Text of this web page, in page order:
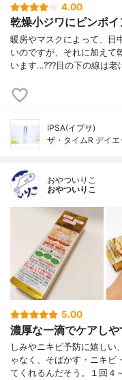
4.00
乾燥小ジワにピンポ
暖房やマスクによって、日
いのですが、それに加えて
います…???目の下の線は老
IPSA(イプサ)
ザ・タイムR デイ
おやついりこ
おやついりこ
5.00
濃厚な一滴でケアしや
しみやニキビ予防に嬉しい
ゃなく、そばかす・ニキビ
てくれるんだそう。１回４